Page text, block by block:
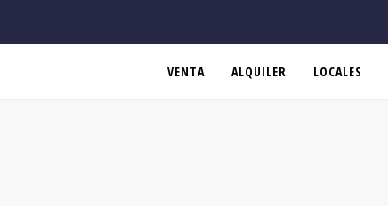
VENTA ALQUILER LOCALES